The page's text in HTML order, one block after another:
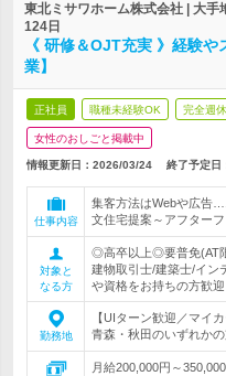
東北ミサワホーム株式会社 | 大
124日
《 研修＆OJT充実 》経験
業】
正社員 職種未経験OK 完全週
女性のおしごと掲載中
情報更新日：2026/03/24 終了予定日
仕事内容
集客方法はWebや広告
文住宅提案～アフター
対象と
なる方
◎高卒以上◎要普免(AT
建物取引士/建築士/イン
や資格をお持ちの方歓迎
勤務地
【UIターン歓迎／マイ
青森・秋田のいずれか
月給200,000円～